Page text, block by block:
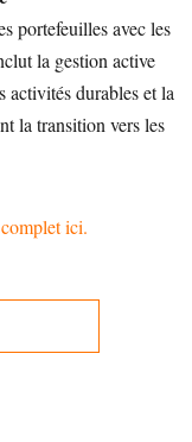
portefeuilles avec les
la gestion active
activités durables et la
la transition vers les
ici.